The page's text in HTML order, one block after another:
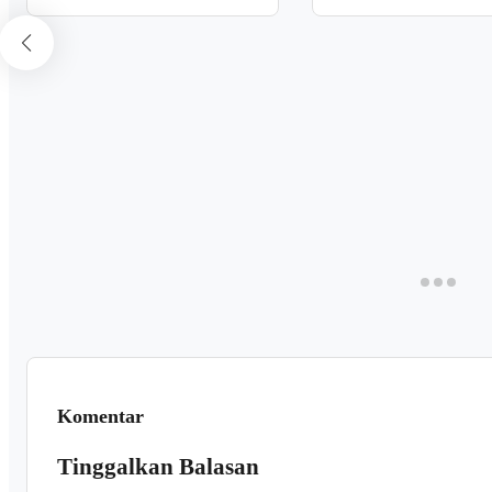
Komentar
Tinggalkan Balasan